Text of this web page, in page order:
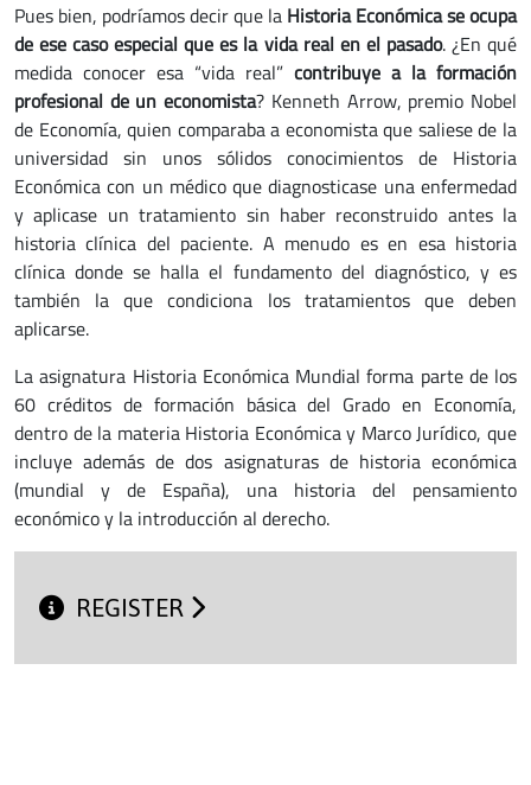
Pues bien, podríamos decir que la Historia Económicase ocupa
de ese caso especial que es la vida real en el pasado. ¿En qué
medida conocer esa “vida real” contribuye a la formación
profesional de un economista? Kenneth Arrow, premio Nobel
de Economía, quien comparaba a economista que saliese de la
universidad sin unos sólidos conocimientos de Historia
Económica con un médico que diagnosticase una enfermedad
y aplicase un tratamiento sin haber reconstruido antes la
historia clínica del paciente. A menudo es en esa historia
clínica donde se halla el fundamento del diagnóstico, y es
también la que condiciona los tratamientos que deben
aplicarse.
La asignatura Historia Económica Mundial forma parte de los
60 créditos de formación básica del Grado en Economía,
dentro de la materia Historia Económica y Marco Jurídico, que
incluye además de dos asignaturas de historia económica
(mundial y de España), una historia del pensamiento
económico y la introducción al derecho.
REGISTER